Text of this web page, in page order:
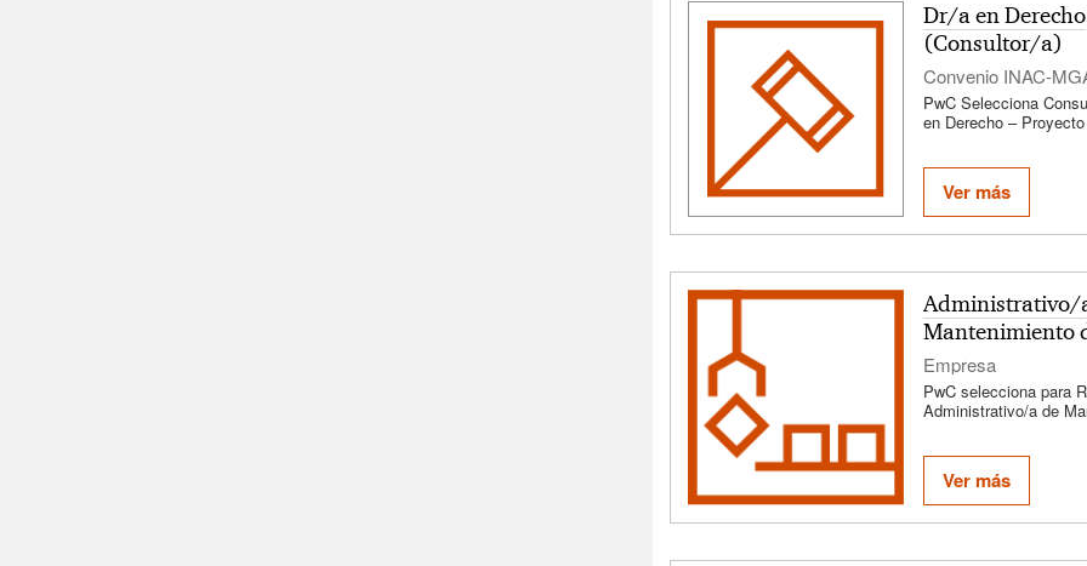
Dr/a en Derecho
(Consultor/a)
Convenio INAC-
PwC Selecciona
en Derecho –
el Instituto Nacional
Ministerio de
Pesca (MGAP) y la
para el Desarrollo
mediante un
de un/a profesional
proyecto de
vinculado a las Guías
Propiedad y Tránsito
calidad de Consultor/a.
Ver más
Administrativo/
Mantenimiento
Empresa
PwC selecciona para
Administrativo/a de
Ver más